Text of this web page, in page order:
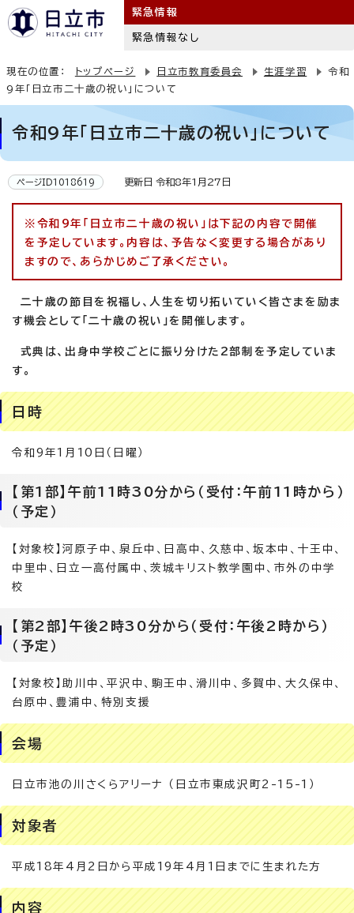
緊急情報
緊急情報なし
現在の位置： トップページ 日立市教育委員会 生涯学習
令和
9年「日立市二十歳の祝い」について
令和9年「日立市二十歳の祝い」について
ページID1018619 更新日 令和8年1月27日
※令和9年「日立市二十歳の祝い」は下記の内容で開催
を予定しています。内容は、予告なく変更する場合があり
ますので、あらかじめご了承ください。
二十歳の節目を祝福し、人生を切り拓いていく皆さまを励ま
す機会として「二十歳の祝い」を開催します。
式典は、出身中学校ごとに振り分けた2部制を予定していま
す。
日時
令和9年1月10日（日曜）
【第1部】午前11時30分から（受付：午前11時から）
（予定）
【対象校】河原子中、泉丘中、日高中、久慈中、坂本中、十王中、
中里中、日立一高付属中、茨城キリスト教学園中、市外の中学
校
【第2部】午後2時30分から（受付：午後2時から）
（予定）
【対象校】助川中、平沢中、駒王中、滑川中、多賀中、大久保中、
台原中、豊浦中、特別支援
会場
日立市池の川さくらアリーナ （日立市東成沢町2-15-1）
対象者
平成18年4月2日から平成19年4月1日までに生まれた方
内容